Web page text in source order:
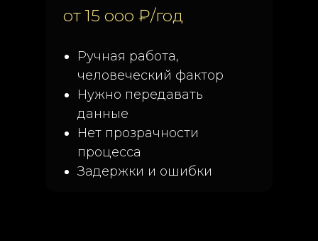
Ручная работа,
человеческий фактор
Нужно передавать
данные
Нет прозрачности
процесса
Задержки и ошибки
от 15 ооо ₽/год